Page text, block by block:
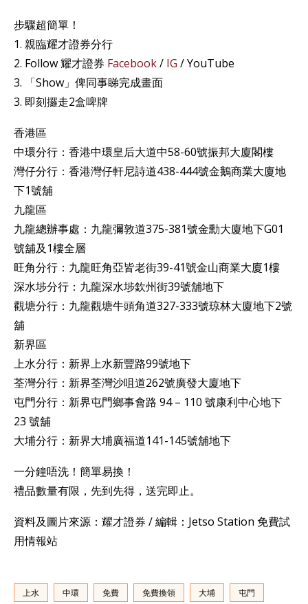
步驟超簡單！
1. 親臨耀才證券分行
2. Follow 耀才證券 Facebook/ IG / YouTube
3. 「Show」俾同事睇完成畫面
3. 即刻攞走2盒啤牌
香港區
中環分行：香港中環皇后大道中58-60號振邦大廈閣樓
灣仔分行：香港灣仔軒尼詩道438-444號金鵝商業大廈地
下1號舖
九龍區
九龍總辦事處：九龍彌敦道375-381號金勳大廈地下G01
號舖及1樓全層
旺角分行：九龍旺角亞皆老街39-41號金山商業大廈1樓
深水埗分行：九龍深水埗欽州街39號舖地下
觀塘分行：九龍觀塘牛頭角道327-333號琼林大廈地下2號
舖
新界區
上水分行：新界上水新豐路99號地下
荃灣分行：新界荃灣沙咀道262號廣發大廈地下
屯門分行：新界屯門鄉事會路 94 – 110 號康利中心地下
23 號舖
大埔分行：新界大埔廣福道141-145號舖地下
一分鐘唔洗！簡單易換！
禮品數量有限，先到先得，送完即止。
資料及圖片來源：耀才證券 / 編輯：Jetso Station 免費試
用情報站
上水 中環 免費 免費換領 大埔 屯門